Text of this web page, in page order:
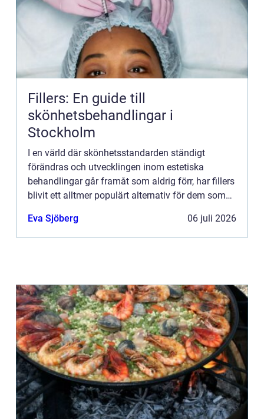
Fillers: En guide till
skönhetsbehandlingar i
Stockholm
I en värld där skönhetsstandarden ständigt
förändras och utvecklingen inom estetiska
behandlingar går framåt som aldrig förr, har fillers
blivit ett alltmer populärt alternativ för dem som
Eva Sjöberg 06 juli 2026